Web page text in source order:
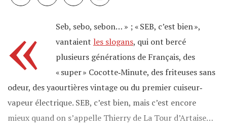
«
Seb, sebo, sebon… » ; « SEB, c’est bien »,
vantaient les slogans, qui ont bercé
plusieurs générations de Français, des
« super » Cocotte‐Minute, des friteuses sans
odeur, des yaourtières vintage ou du premier cuiseur‐
vapeur électrique. SEB, c’est bien, mais c’est encore
mieux quand on s’appelle Thierry de La Tour d’Artaise…